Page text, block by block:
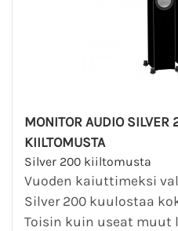
MONITOR AUDIO SILVER
KIILTOMUSTA
Silver 200 kiiltomusta
Vuoden kaiuttimeksi
Silver 200 kuulostaa
Toisin kuin useat